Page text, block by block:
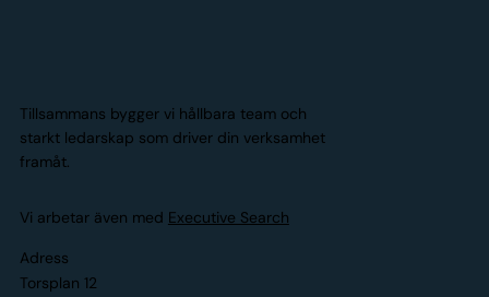
Tillsammans bygger vi hållbara team och
starkt ledarskap som driver din verksamhet
framåt.
Vi arbetar även med Executive Search
Adress
Torsplan 12